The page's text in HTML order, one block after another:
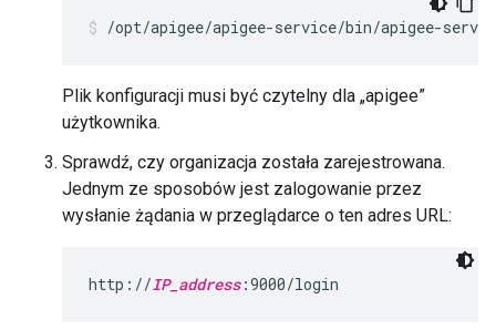
/opt/apigee/apigee-service/bin/apigee-
Plik konfiguracji musi być czytelny dla „apigee”
użytkownika.
Sprawdź, czy organizacja została zarejestrowana.
Jednym ze sposobów jest zalogowanie przez
wysłanie żądania w przeglądarce o ten adres URL:
http://IP_address:9000/login